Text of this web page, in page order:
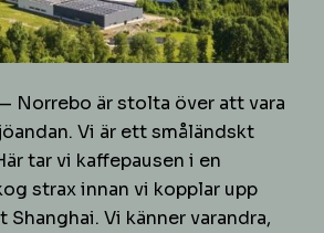
Norrebo är stolta över att vara
Vi är ett småländskt
tar vi kaffepausen i en
strax innan vi kopplar upp
Vi känner varandra,